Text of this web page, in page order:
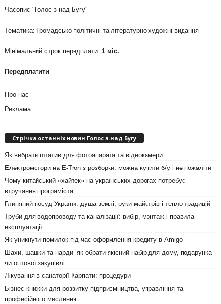
Часопис "Голос з-над Бугу"
Тематика: Громадсько-політичні та літературно-художні видання
Мінімальний строк передплати: 1 міс.
Передплатити
Про нас
Реклама
Стрічка останніх новин Голос з-над Бугу
Як вибрати штатив для фотоапарата та відеокамери
Електромотори на E-Tron з розборки: можна купити б/у і не пожаліти
Чому китайський «хайтек» на українських дорогах потребує
втручання програміста
Глиняний посуд України: душа землі, руки майстрів і тепло традицій
Труби для водопроводу та каналізації: вибір, монтаж і правила
експлуатації
Як уникнути помилок під час оформлення кредиту в Amigo
Шахи, шашки та нарди: як обрати якісний набір для дому, подарунка
чи оптової закупівлі
Лікування в санаторії Карпати: процедури
Бізнес-книжки для розвитку підприємництва, управління та
професійного мислення